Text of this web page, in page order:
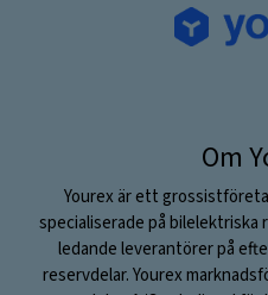
Om
Yourex är ett
specialiserade på bilelektriska
ledande leverantörer på
reservdelar. Yourex